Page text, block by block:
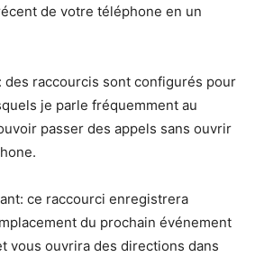
de votre téléphone en un
raccourcis sont configurés pour
je parle fréquemment au
passer des appels sans ouvrir
ce raccourci enregistrera
du prochain événement
vous ouvrira des directions dans